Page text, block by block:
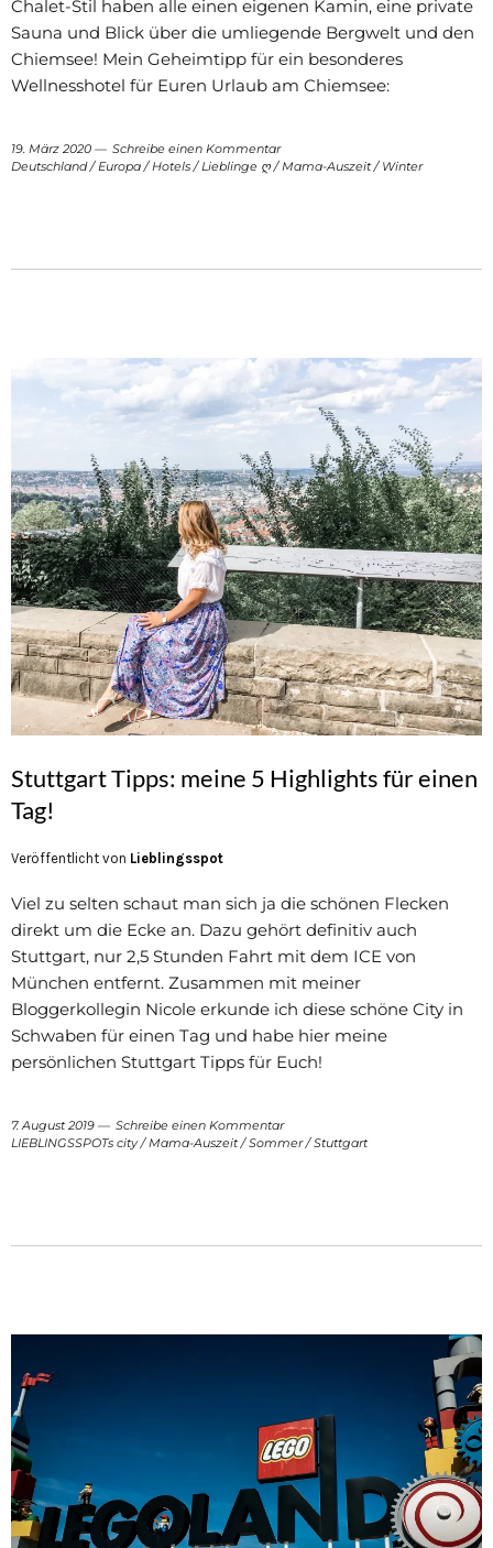
Chalet-Stil haben alle einen eigenen Kamin, eine private
Sauna und Blick über die umliegende Bergwelt und den
Chiemsee! Mein Geheimtipp für ein besonderes
Wellnesshotel für Euren Urlaub am Chiemsee:
19. März 2020
Schreibe einen Kommentar
Deutschland/ Europa / Hotels / Lieblinge ღ / Mama-Auszeit/ Winter
Stuttgart Tipps: meine 5 Highlights für einen
Tag!
Veröffentlicht von Lieblingsspot
Viel zu selten schaut man sich ja die schönen Flecken
direkt um die Ecke an. Dazu gehört definitiv auch
Stuttgart, nur 2,5 Stunden Fahrt mit dem ICE von
München entfernt. Zusammen mit meiner
Bloggerkollegin Nicole erkunde ich diese schöne City in
Schwaben für einen Tag und habe hier meine
persönlichen Stuttgart Tipps für Euch!
7. August 2019
Schreibe einen Kommentar
LIEBLINGSSPOTs city/Mama-Auszeit/Sommer/Stuttgart